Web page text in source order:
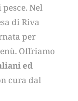
Nel
di Riva
per
Offriamo
ed
cura dal